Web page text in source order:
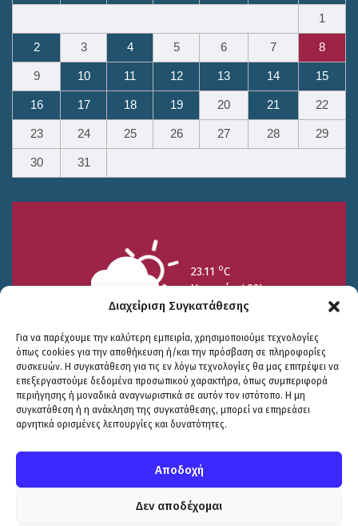
Διαχείριση Συγκατάθεσης
Για να παρέχουμε την καλύτερη εμπειρία, χρησιμοποιούμε τεχνολογίες
όπως cookies για την αποθήκευση ή/και την πρόσβαση σε πληροφορίες
συσκευών. Η συγκατάθεση για τις εν λόγω τεχνολογίες θα μας επιτρέψει να
επεξεργαστούμε δεδομένα προσωπικού χαρακτήρα, όπως συμπεριφορά
περιήγησης ή μοναδικά αναγνωριστικά σε αυτόν τον ιστότοπο. Η μη
συγκατάθεση ή η ανάκληση της συγκατάθεσης, μπορεί να επηρεάσει
αρνητικά ορισμένες λειτουργίες και δυνατότητες.
Αποδοχή
Δεν αποδέχομαι
1
2 3 4 5 6 7 8
9 10 11 12 13 14 15
16 17 18 19 20 21 22
23 24 25 26 27 28 29
30 31
23.11 oC
Υγρασία 49%
25/7
15.73 oC
26/7
17.99oC
27/7
20.94oC
© COPYRIGHT ΔΗΜΟΣ ΣΟΥΛΙΟΥ 2026
ΕΓΚΡΙΤΟΣ GROUP